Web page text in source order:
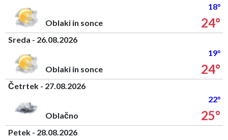
18°
Oblaki in sonce
24°
Sreda - 26.08.2026
19°
Oblaki in sonce
24°
Četrtek - 27.08.2026
22°
Oblačno
25°
Petek - 28.08.2026